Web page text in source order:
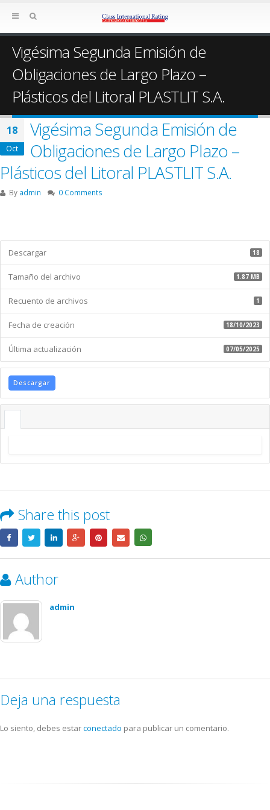
Vigésima Segunda Emisión de
Obligaciones de Largo Plazo –
Plásticos del Litoral PLASTLIT S.A.
18
Oct
Vigésima Segunda Emisión de
Obligaciones de Largo Plazo –
Plásticos del Litoral PLASTLIT S.A.
By admin 0 Comments
Descargar 18
Tamaño del archivo 1.87 MB
Recuento de archivos 1
Fecha de creación 18/10/2023
Última actualización 07/05/2025
Descargar
Share this post
Author
admin
Deja una respuesta
Lo siento, debes estarconectado para publicar un comentario.